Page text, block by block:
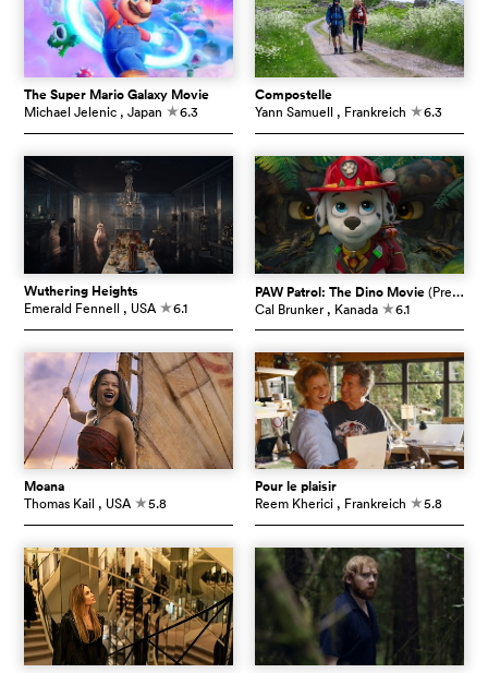
The Super Mario Galaxy Movie
Michael Jelenic , Japan c6.3
Compostelle
Yann Samuell , Frankreich c6.3
Wuthering Heights
Emerald Fennell , USA c6.1
PAW Patrol: The Dino Movie(Premiere)
Cal Brunker , Kanada c6.1
Moana
Thomas Kail , USA c5.8
Pour le plaisir
Reem Kherici , Frankreich c5.8